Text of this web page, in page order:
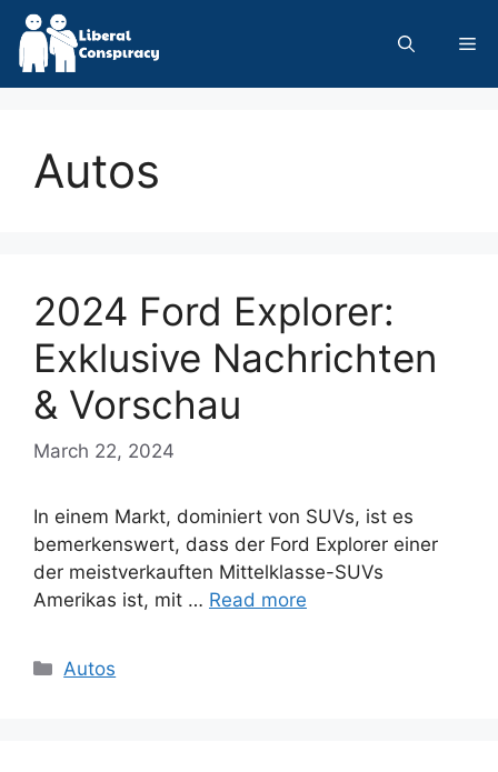
Skip
content
Autos
2024 Ford Explorer:
Exklusive Nachrichten
& Vorschau
March 22, 2024
In einem Markt, dominiert von SUVs, ist es
bemerkenswert, dass der Ford Explorer einer
der meistverkauften Mittelklasse-SUVs
Amerikas ist, mit … Read more
Categories
Autos